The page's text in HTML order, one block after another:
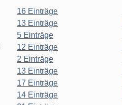
16 Einträge
13 Einträge
5 Einträge
12 Einträge
2 Einträge
13 Einträge
17 Einträge
14 Einträge